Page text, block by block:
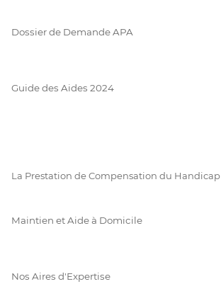
Dossier de Demande APA
Guide des Aides 2024
La Prestation de Compensation du Handicap
Maintien et Aide à Domicile
Nos Aires d'Expertise